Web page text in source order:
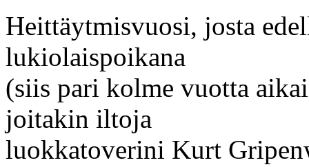
Heittäytmisvuosi, josta
lukiolaispoikana
(siis pari kolme vuotta
joitakin iltoja
luokkatoverini Kurt